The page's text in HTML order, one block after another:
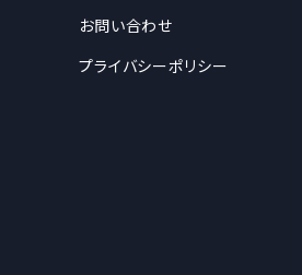
お問い合わせ
プライバシーポリシー